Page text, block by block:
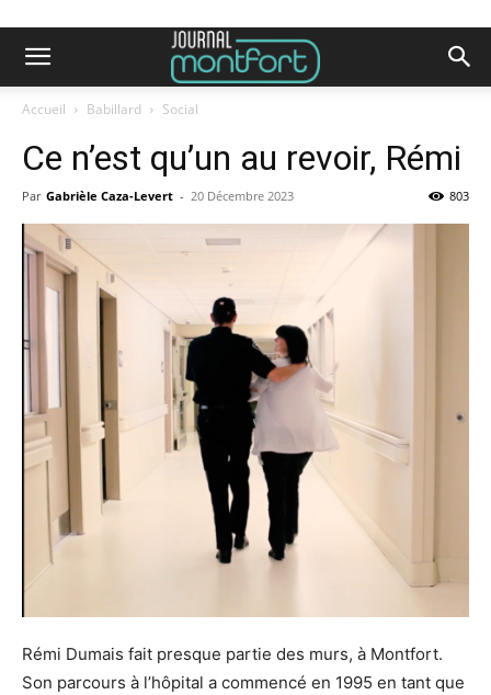
Accueil Babillard Social
Ce n’est qu’un au revoir, Rémi
Par Gabrièle Caza-Levert - 20 Décembre 2023 803
Rémi Dumais fait presque partie des murs, à Montfort.
Son parcours à l’hôpital a commencé en 1995 en tant que